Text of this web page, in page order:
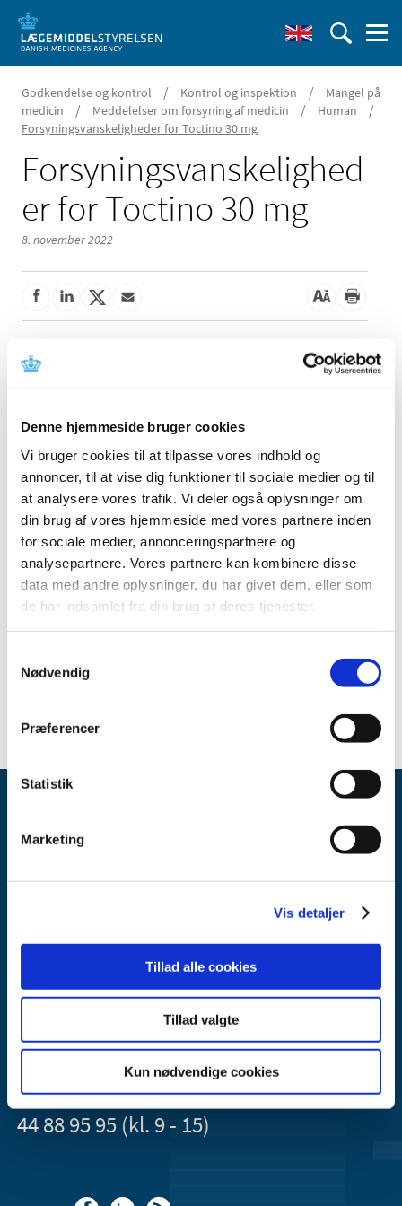
Denne hjemmeside bruger cookies
Vi bruger cookies til at tilpasse vores indhold og
annoncer, til at vise dig funktioner til sociale medier og til
at analysere vores trafik. Vi deler også oplysninger om
din brug af vores hjemmeside med vores partnere inden
for sociale medier, annonceringspartnere og
analysepartnere. Vores partnere kan kombinere disse
data med andre oplysninger, du har givet dem, eller som
de har indsamlet fra din brug af deres tjenester.
Nødvendig
Præferencer
Statistik
Marketing
Vis detaljer
Tillad alle cookies
Tillad valgte
Kun nødvendige cookies
Godkendelse og kontrol / Kontrol og inspektion /
Mangel på
medicin
/ Meddelelser om forsyning af medicin / Human /
Forsyningsvanskeligheder for Toctino 30 mg
Forsyningsvanskelighed
er for Toctino 30 mg
8. november 2022
Der er kommende problemer med forsyningen af Toctino
30 mg kapsler, bløde fra GlaxoSmithKline Pharma A/S
Aktivt stof:
ATC-kode: D11AH04
Forventet periode: Midt december 2022 - start februar
2023
Årsag:Forsinkelser hos fremstiller
Virksomhed:GlaxoSmithKline Pharma A/S
Spørgsmål om aktuel status skal stilles til virksomheden.
Gå til Lægemiddelstyrelsens
Meddelelser om forsyning af
medicin
Lægemiddelstyrelsen er en del af
Sundheds- og Kirkeministeriet.
Kontakt Lægemiddelstyrelsen
44 88 95 95 (kl. 9 - 15)